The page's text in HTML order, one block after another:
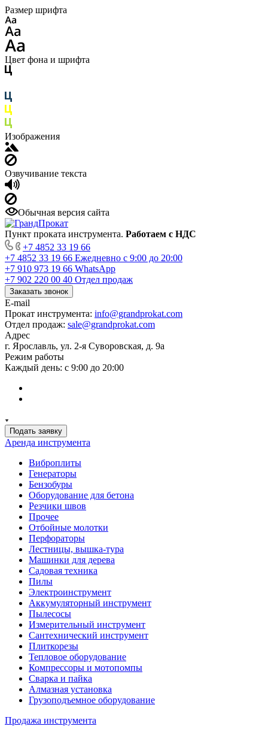
Размер шрифта
Цвет фона и шрифта
Изображения
Озвучивание текста
Обычная версия сайта
Пункт проката инструмента. Работаем с НДС
+7 4852 33 19 66
+7 4852 33 19 66 Ежедневно с 9:00 до 20:00
+7 910 973 19 66 WhatsApp
+7 902 220 00 40 Отдел продаж
Заказать звонок
E-mail
Прокат инструмента: info@grandprokat.com
Отдел продаж: sale@grandprokat.com
Адрес
г. Ярославль, ул. 2-я Суворовская, д. 9а
Режим работы
Каждый день: с 9:00 до 20:00
Подать заявку
Аренда инструмента
Виброплиты
Генераторы
Бензобуры
Оборудование для бетона
Резчики швов
Прочее
Отбойные молотки
Перфораторы
Лестницы, вышка-тура
Машинки для дерева
Садовая техника
Пилы
Электроинструмент
Аккумуляторный инструмент
Пылесосы
Измерительный инструмент
Сантехнический инструмент
Плиткорезы
Тепловое оборудование
Компрессоры и мотопомпы
Сварка и пайка
Алмазная установка
Грузоподъемное оборудование
Продажа инструмента